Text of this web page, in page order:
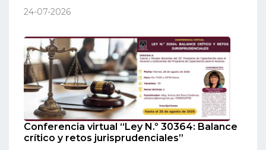
24-07-2026
Conferencia virtual “Ley N.º 30364: Balance
crítico y retos jurisprudenciales”